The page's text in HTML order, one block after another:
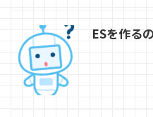
ESを作る